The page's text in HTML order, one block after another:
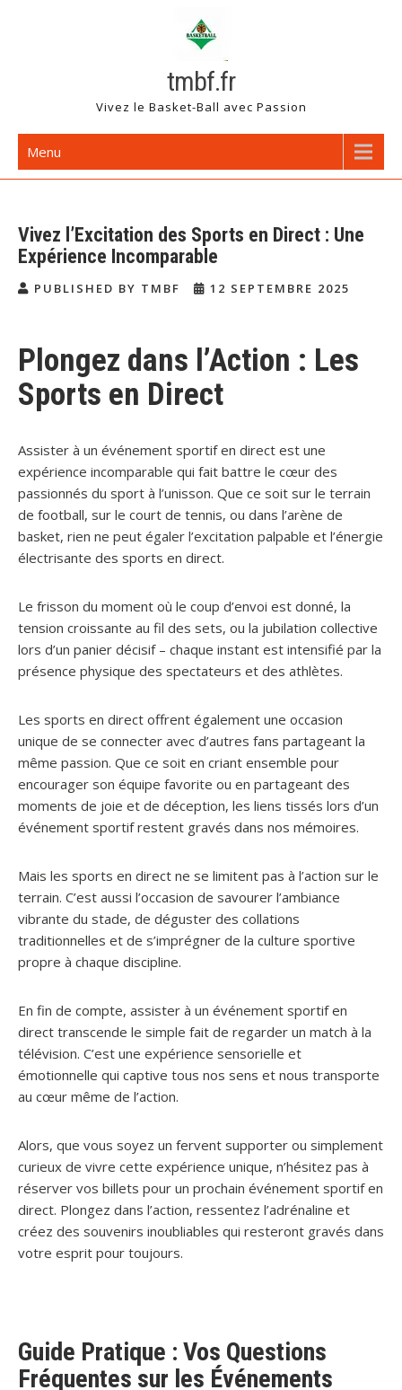
tmbf.fr
Vivez le Basket-Ball avec Passion
Menu
Vivez l’Excitation des Sports en Direct : Une
Expérience Incomparable
PUBLISHED BY TMBF 12 SEPTEMBRE 2025
Plongez dans l’Action : Les
Sports en Direct
Assister à un événement sportif en direct est une
expérience incomparable qui fait battre le cœur des
passionnés du sport à l’unisson. Que ce soit sur le terrain
de football, sur le court de tennis, ou dans l’arène de
basket, rien ne peut égaler l’excitation palpable et l’énergie
électrisante des sports en direct.
Le frisson du moment où le coup d’envoi est donné, la
tension croissante au fil des sets, ou la jubilation collective
lors d’un panier décisif – chaque instant est intensifié par la
présence physique des spectateurs et des athlètes.
Les sports en direct offrent également une occasion
unique de se connecter avec d’autres fans partageant la
même passion. Que ce soit en criant ensemble pour
encourager son équipe favorite ou en partageant des
moments de joie et de déception, les liens tissés lors d’un
événement sportif restent gravés dans nos mémoires.
Mais les sports en direct ne se limitent pas à l’action sur le
terrain. C’est aussi l’occasion de savourer l’ambiance
vibrante du stade, de déguster des collations
traditionnelles et de s’imprégner de la culture sportive
propre à chaque discipline.
En fin de compte, assister à un événement sportif en
direct transcende le simple fait de regarder un match à la
télévision. C’est une expérience sensorielle et
émotionnelle qui captive tous nos sens et nous transporte
au cœur même de l’action.
Alors, que vous soyez un fervent supporter ou simplement
curieux de vivre cette expérience unique, n’hésitez pas à
réserver vos billets pour un prochain événement sportif en
direct. Plongez dans l’action, ressentez l’adrénaline et
créez des souvenirs inoubliables qui resteront gravés dans
votre esprit pour toujours.
Guide Pratique : Vos Questions
Fréquentes sur les Événements